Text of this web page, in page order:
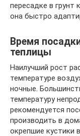
пересадке в грунт
она быстро
Время
теплицы
Наилучший рост
температуре
ночные.
температуру
рекомендуется
производить в
окрепшие кустики